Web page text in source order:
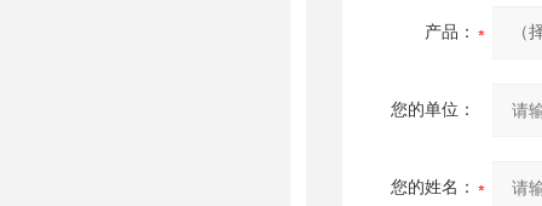
产品：
您的单位：
您的姓名：